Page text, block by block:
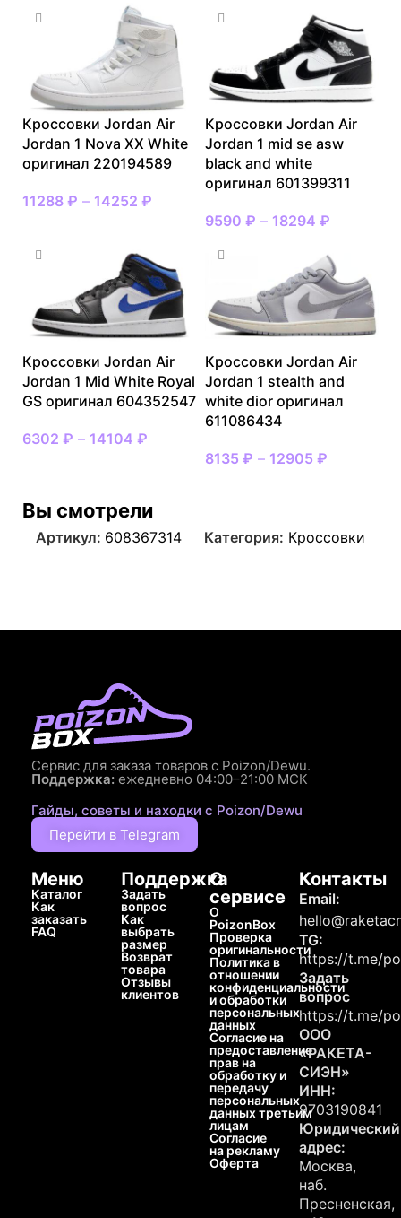
Кроссовки Jordan Air
Jordan 1 Nova XX White
оригинал 220194589
11288 ₽ – 14252 ₽
Кроссовки Jordan Air
Jordan 1 mid se asw
black and white
оригинал 601399311
9590 ₽ – 18294 ₽
Кроссовки Jordan Air
Jordan 1 Mid White Royal
GS оригинал 604352547
6302 ₽ – 14104 ₽
Кроссовки Jordan Air
Jordan 1 stealth and
white dior оригинал
611086434
8135 ₽ – 12905 ₽
Вы смотрели
Артикул: 608367314 Категория: Кроссовки
Сервис для заказа товаров с Poizon/Dewu.
Поддержка: ежедневно 04:00–21:00 МСК
Гайды, советы и находки с Poizon/Dewu
Перейти в Telegram
Меню
Каталог
Как
заказать
FAQ
Поддержка
Задать
вопрос
Как
выбрать
размер
Возврат
товара
Отзывы
клиентов
О
сервисе
О
PoizonBox
Проверка
оригинальности
Политика в
отношении
конфиденциальности
и обработки
персональных
данных
Согласие на
предоставление
прав на
обработку и
передачу
персональных
данных третьим
лицам
Согласие
на рекламу
Оферта
Контакты
Email:
TG:
https://t.me/
Задать
вопрос
https://t.me/
ООО
«РАКЕТА-
СИЭН»
ИНН:
9703190841
Юридический
адрес:
Москва,
наб.
Пресненская,